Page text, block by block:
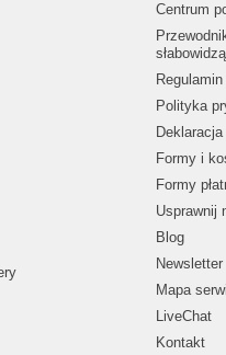
Centrum
Polityka
Formy i
Formy
Usprawnij
Blog
Newsletter
Mapa
LiveChat
Kontakt